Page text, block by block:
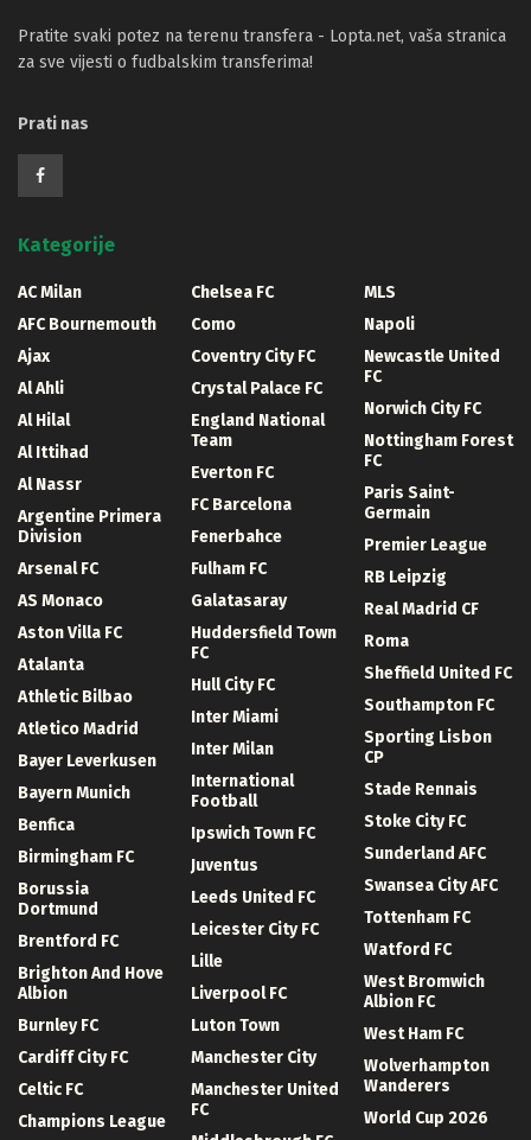
Pratite svaki potez na terenu transfera - Lopta.net, vaša stranica
za sve vijesti o fudbalskim transferima!
Prati nas
Kategorije
AC Milan
AFC Bournemouth
Ajax
Al Ahli
Al Hilal
Al Ittihad
Al Nassr
Argentine Primera
Division
Arsenal FC
AS Monaco
Aston Villa FC
Atalanta
Athletic Bilbao
Atletico Madrid
Bayer Leverkusen
Bayern Munich
Benfica
Birmingham FC
Borussia
Dortmund
Brentford FC
Brighton And Hove
Albion
Burnley FC
Cardiff City FC
Celtic FC
Champions League
Chelsea FC
Como
Coventry City FC
Crystal Palace FC
England National
Team
Everton FC
FC Barcelona
Fenerbahce
Fulham FC
Galatasaray
Huddersfield Town
FC
Hull City FC
Inter Miami
Inter Milan
International
Football
Ipswich Town FC
Juventus
Leeds United FC
Leicester City FC
Lille
Liverpool FC
Luton Town
Manchester City
Manchester United
FC
MLS
Napoli
Newcastle United
FC
Norwich City FC
Nottingham Forest
FC
Paris Saint-
Germain
Premier League
RB Leipzig
Real Madrid CF
Roma
Sheffield United FC
Southampton FC
Sporting Lisbon
CP
Stade Rennais
Stoke City FC
Sunderland AFC
Swansea City AFC
Tottenham FC
Watford FC
West Bromwich
Albion FC
West Ham FC
Wolverhampton
Wanderers
World Cup 2026